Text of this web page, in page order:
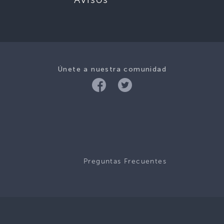
Únete a nuestra comunidad
Preguntas Frecuentes